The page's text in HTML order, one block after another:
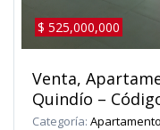
$ 525,000,000
Venta,
Quindío –
Categoría: